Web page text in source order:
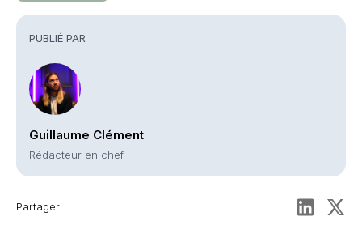
PUBLIÉ PAR
Guillaume Clément
Rédacteur en chef
Partager